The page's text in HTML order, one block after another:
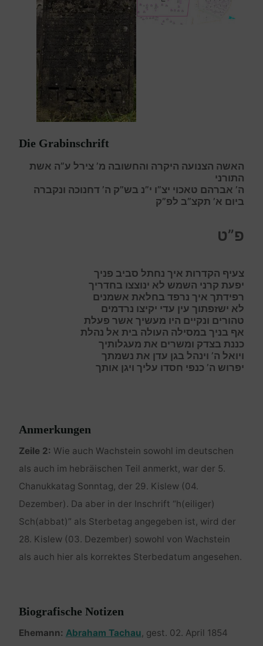
Die Grabinschrift
האשה הצנועה היקרה והחשובה מ’ צירל ע”ה אשת
התורני
ה’ אברהם טאכוי יצ”ו י”נ בש”ק ה’ דחנוכה ונקברה
ביום א’ תקצ”ב לפ”ק
פ”ט
צעיף הקדרות איך נחתל סביב פניך
יפעת קרני השמש לא ינוצצו בחדריך
רפידתך איך נרפד בחלאת אשמנים
לא ישזפתוך עין עדי יקיצו נרדמים
טהורים ונקיים היו מעשיך אשר פעלת
אף בניך במסילה העולה בית אל נהלת
כננת בצדק ומשרים את מעגלותיך
ויואל ה’ וינהל בגן עדן את נשמתך
יפרוש ה’ כנפי חסדו עליך ויגן אותך
Anmerkungen
Zeile 2: Wie auch Wachstein sowohl im deutschen
als auch im hebräischen Teil anmerkt, war der 5.
Chanukkatag Sonntag, der 29. Kislew (04.
Dezember). Da aber in der Inschrift “h(eiliger)
Sch(abbat)” als Sterbetag angegeben ist, wird der
28. Kislew (03. Dezember) sowohl von Wachstein
als auch hier als korrektes Sterbedatum angesehen.
Biografische Notizen
Ehemann: Abraham Tachau, gest. 02. April 1854